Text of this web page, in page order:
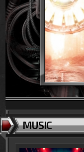
MUSIC